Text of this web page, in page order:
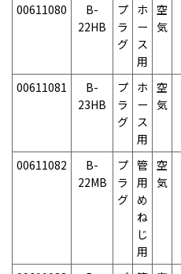
00611080
B-
22HB
プ
ラ
グ
ホ
ー
ス
用
空
気
00611081
B-
23HB
プ
ラ
グ
ホ
ー
ス
用
空
気
00611082
B-
22MB
プ
ラ
グ
管
用
め
ね
じ
用
空
気